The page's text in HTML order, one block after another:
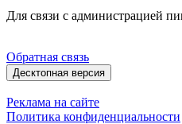
Для связи с администрацией
Обратная связь
Десктопная версия
Реклама на сайте
Политика конфиденциальности